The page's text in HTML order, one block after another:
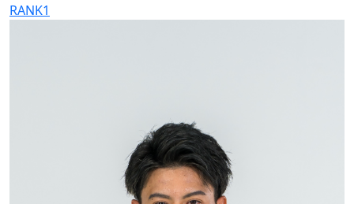
RANK1